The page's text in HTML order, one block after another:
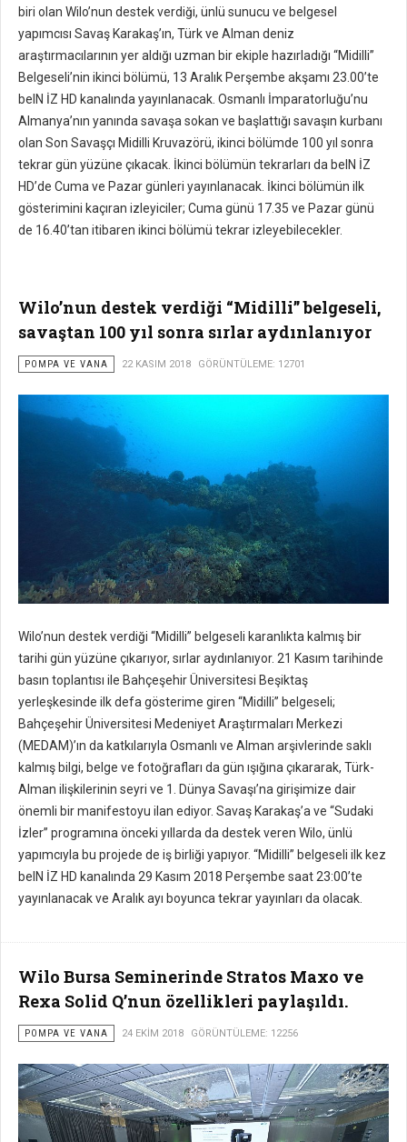
biri olan Wilo’nun destek verdiği, ünlü sunucu ve belgesel
yapımcısı Savaş Karakaş’ın, Türk ve Alman deniz
araştırmacılarının yer aldığı uzman bir ekiple hazırladığı “Midilli”
Belgeseli’nin ikinci bölümü, 13 Aralık Perşembe akşamı 23.00’te
beIN İZ HD kanalında yayınlanacak. Osmanlı İmparatorluğu’nu
Almanya’nın yanında savaşa sokan ve başlattığı savaşın kurbanı
olan Son Savaşçı Midilli Kruvazörü, ikinci bölümde 100 yıl sonra
tekrar gün yüzüne çıkacak. İkinci bölümün tekrarları da beIN İZ
HD’de Cuma ve Pazar günleri yayınlanacak. İkinci bölümün ilk
gösterimini kaçıran izleyiciler; Cuma günü 17.35 ve Pazar günü
de 16.40’tan itibaren ikinci bölümü tekrar izleyebilecekler.
Wilo’nun destek verdiği “Midilli” belgeseli,
savaştan 100 yıl sonra sırlar aydınlanıyor
POMPA VE VANA 22 KASIM 2018 GÖRÜNTÜLEME: 12701
Wilo’nun destek verdiği “Midilli” belgeseli karanlıkta kalmış bir
tarihi gün yüzüne çıkarıyor, sırlar aydınlanıyor. 21 Kasım tarihinde
basın toplantısı ile Bahçeşehir Üniversitesi Beşiktaş
yerleşkesinde ilk defa gösterime giren “Midilli” belgeseli;
Bahçeşehir Üniversitesi Medeniyet Araştırmaları Merkezi
(MEDAM)’ın da katkılarıyla Osmanlı ve Alman arşivlerinde saklı
kalmış bilgi, belge ve fotoğrafları da gün ışığına çıkararak, Türk-
Alman ilişkilerinin seyri ve 1. Dünya Savaşı’na girişimize dair
önemli bir manifestoyu ilan ediyor. Savaş Karakaş’a ve “Sudaki
İzler” programına önceki yıllarda da destek veren Wilo, ünlü
yapımcıyla bu projede de iş birliği yapıyor. “Midilli” belgeseli ilk kez
beIN İZ HD kanalında 29 Kasım 2018 Perşembe saat 23:00’te
yayınlanacak ve Aralık ayı boyunca tekrar yayınları da olacak.
Wilo Bursa Seminerinde Stratos Maxo ve
Rexa Solid Q’nun özellikleri paylaşıldı.
POMPA VE VANA 24 EKIM 2018 GÖRÜNTÜLEME: 12256